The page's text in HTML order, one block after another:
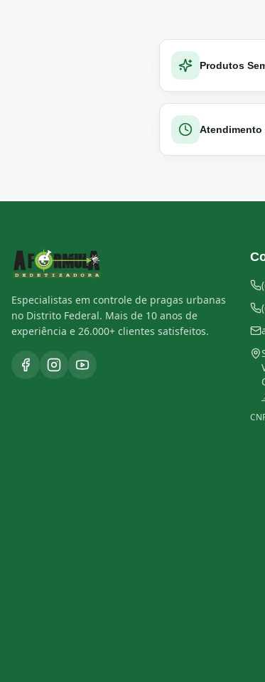
Produtos
Atendimento
Especialistas em controle de pragas urbanas
no Distrito Federal. Mais de 10 anos de
experiência e 26.000+ clientes satisfeitos.